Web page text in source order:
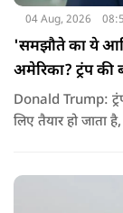
04 Aug, 2026
'समझौते का ये
अमेरिका? ट्रंप की
Donald Trump: ट्रंप ने साफ कहा कि अगर ईरान इस बार समझौते के
लिए तैयार हो जाता